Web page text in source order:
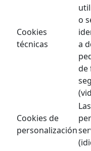
Cookies
técnicas
o
a
de
Cookies de
personalización